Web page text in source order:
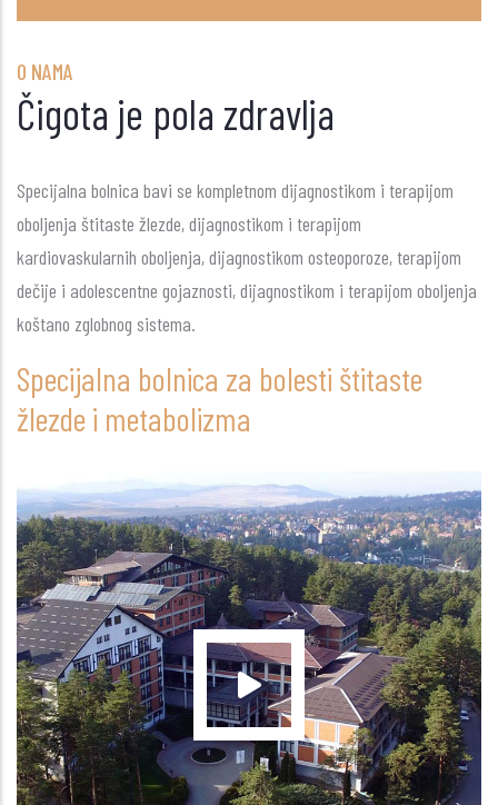
O NAMA
Čigota je pola zdravlja
Specijalna bolnica bavi se kompletnom dijagnostikom i terapijom
oboljenja štitaste žlezde, dijagnostikom i terapijom
kardiovaskularnih oboljenja, dijagnostikom osteoporoze, terapijom
dečije i adolescentne gojaznosti, dijagnostikom i terapijom oboljenja
koštano zglobnog sistema.
Specijalna bolnica za bolesti štitaste
žlezde i metabolizma